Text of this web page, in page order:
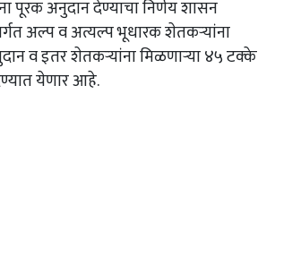
पूरक अनुदान देण्याचा निर्णय शासन
अल्प व अत्यल्प भूधारक शेतकऱ्यांना
व इतर शेतकऱ्यांना मिळणाऱ्या ४५ टक्के
येणार आहे.